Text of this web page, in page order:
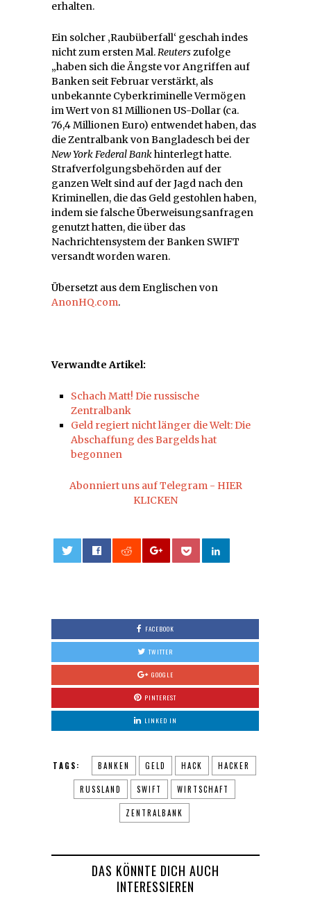
erhalten.
Ein solcher ‚Raubüberfall‘ geschah indes
nicht zum ersten Mal.Reuterszufolge
„haben sich die Ängste vor Angriffen auf
Banken seit Februar verstärkt, als
unbekannte Cyberkriminelle Vermögen
im Wert von 81 Millionen US-Dollar (ca.
76,4 Millionen Euro) entwendet haben, das
die Zentralbank von Bangladesch bei der
New York Federal Bankhinterlegt hatte.
Strafverfolgungsbehörden auf der
ganzen Welt sind auf der Jagd nach den
Kriminellen, die das Geld gestohlen haben,
indem sie falsche Überweisungsanfragen
genutzt hatten, die über das
Nachrichtensystem der Banken SWIFT
versandt worden waren.
Übersetzt aus dem Englischen von
AnonHQ.com.
Verwandte Artikel:
Schach Matt! Die russische
Zentralbank
Geld regiert nicht länger die Welt: Die
Abschaffung des Bargelds hat
begonnen
Abonniert uns auf Telegram - HIER
KLICKEN
FACEBOOK
TWITTER
GOOGLE
PINTEREST
LINKED IN
TAGS: BANKEN GELD HACK HACKER
RUSSLAND SWIFT WIRTSCHAFT
ZENTRALBANK
DAS KÖNNTE DICH AUCH
INTERESSIEREN